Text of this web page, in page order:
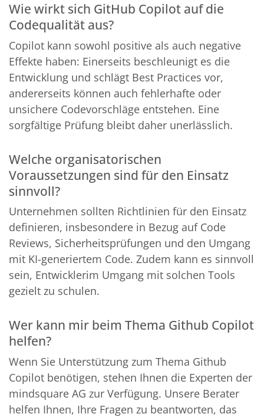
Wie wirkt sich GitHub Copilot auf die
Codequalität aus?
Copilot kann sowohl positive als auch negative
Effekte haben: Einerseits beschleunigt es die
Entwicklung und schlägt Best Practices vor,
andererseits können auch fehlerhafte oder
unsichere Codevorschläge entstehen. Eine
sorgfältige Prüfung bleibt daher unerlässlich.
Welche organisatorischen
Voraussetzungen sind für den Einsatz
sinnvoll?
Unternehmen sollten Richtlinien für den Einsatz
definieren, insbesondere in Bezug auf Code
Reviews, Sicherheitsprüfungen und den Umgang
mit KI-generiertem Code. Zudem kann es sinnvoll
sein, Entwicklerim Umgang mit solchen Tools
gezielt zu schulen.
Wer kann mir beim Thema Github Copilot
helfen?
Wenn Sie Unterstützung zum Thema Github
Copilot benötigen, stehen Ihnen die Experten der
mindsquare AG zur Verfügung. Unsere Berater
helfen Ihnen, Ihre Fragen zu beantworten, das